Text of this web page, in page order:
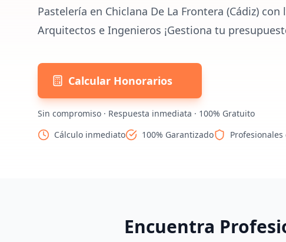
Pastelería en Chiclana De La Frontera (Cádiz) con
Arquitectos e Ingenieros ¡Gestiona tu
Calcular Honorarios
Sin compromiso · Respuesta inmediata · 100% Gratuito
Cálculo inmediato
100% Garantizado
Encuentra